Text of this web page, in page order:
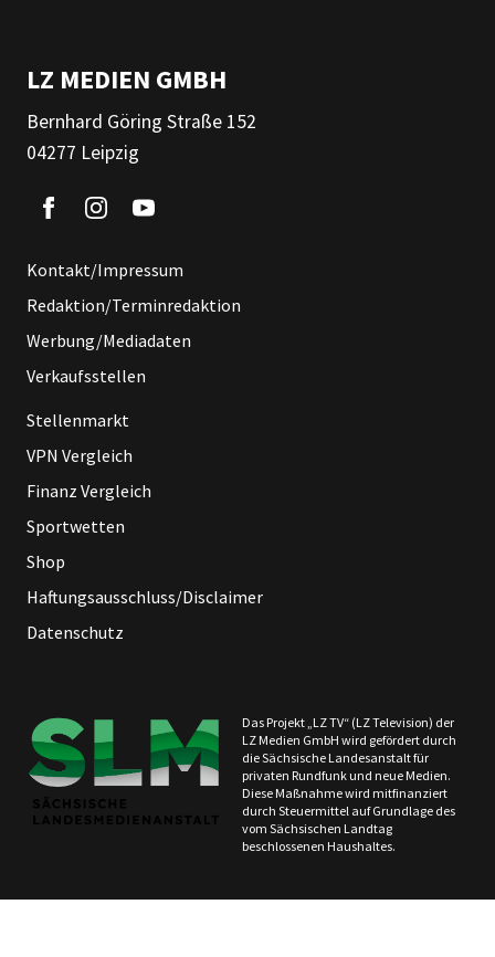
LZ MEDIEN GMBH
Bernhard Göring Straße 152
04277 Leipzig
Kontakt/Impressum
Redaktion/Terminredaktion
Werbung/Mediadaten
Verkaufsstellen
Stellenmarkt
VPN Vergleich
Finanz Vergleich
Sportwetten
Shop
Haftungsausschluss/Disclaimer
Datenschutz
Das Projekt „LZ TV“ (LZ Television) der
LZ Medien GmbH wird gefördert durch
die Sächsische Landesanstalt für
privaten Rundfunk und neue Medien.
Diese Maßnahme wird mitfinanziert
durch Steuermittel auf Grundlage des
vom Sächsischen Landtag
beschlossenen Haushaltes.